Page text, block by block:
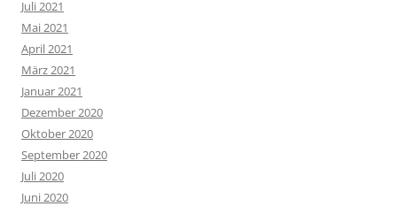
Juli 2021
Mai 2021
April 2021
März 2021
Januar 2021
Dezember 2020
Oktober 2020
September 2020
Juli 2020
Juni 2020